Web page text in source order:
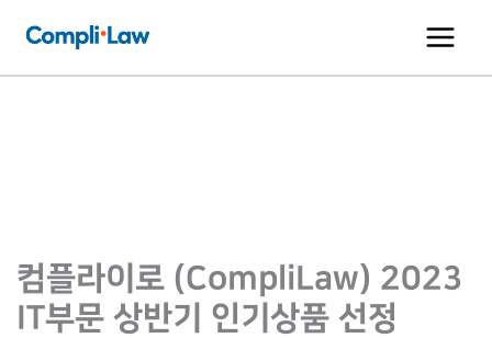
츠
컴플라이로 (CompliLaw) 2023
IT부문 상반기 인기상품 선정